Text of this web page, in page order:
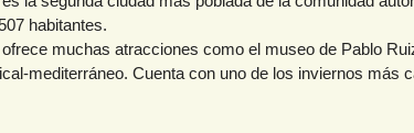
habitantes.
muchas atracciones como el museo de Pablo
mediterráneo. Cuenta con uno de los inviernos más